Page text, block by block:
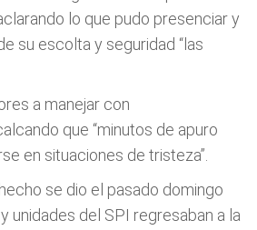
lo que pudo presenciar y
su escolta y seguridad “las
a manejar con
que “minutos de apuro
en situaciones de tristeza”.
se dio el pasado domingo
unidades del SPI regresaban a la